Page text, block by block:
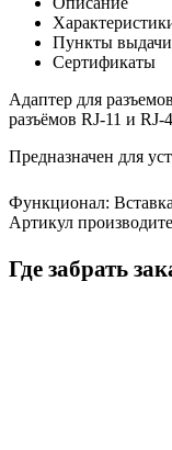
Пункты выдачи
Сертификаты
Адаптер для
разъёмов RJ-11 и
Предназначен для
Функционал: Вставка
Артикул
Где забрать